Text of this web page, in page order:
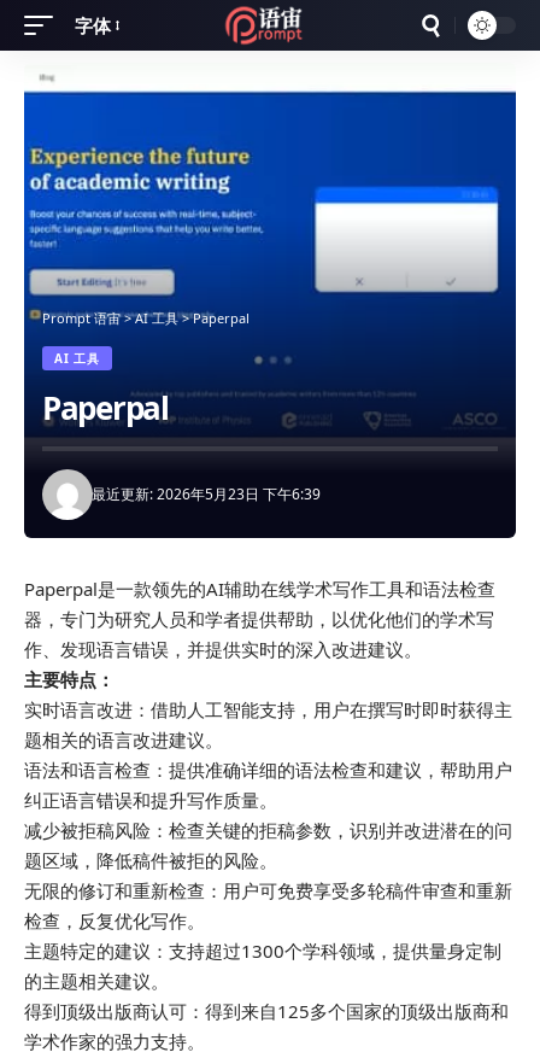
Font
字体
Prompt 语宙>AI 工具>Paperpal
AI 工具
Paperpal
最近更新: 2026年5月23日 下午6:39
Paperpal是一款领先的AI辅助在线学术写作工具和语法检查
器，专门为研究人员和学者提供帮助，以优化他们的学术写
作、发现语言错误，并提供实时的深入改进建议。
主要特点：
实时语言改进：借助人工智能支持，用户在撰写时即时获得主
题相关的语言改进建议。
语法和语言检查：提供准确详细的语法检查和建议，帮助用户
纠正语言错误和提升写作质量。
减少被拒稿风险：检查关键的拒稿参数，识别并改进潜在的问
题区域，降低稿件被拒的风险。
无限的修订和重新检查：用户可免费享受多轮稿件审查和重新
检查，反复优化写作。
主题特定的建议：支持超过1300个学科领域，提供量身定制
的主题相关建议。
得到顶级出版商认可：得到来自125多个国家的顶级出版商和
学术作家的强力支持。